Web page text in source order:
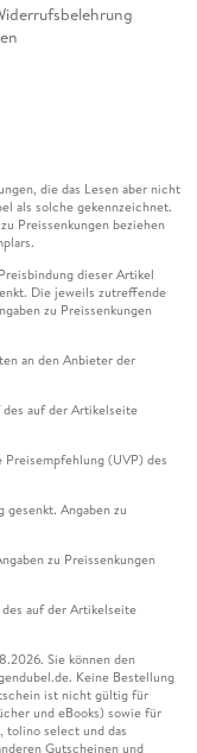
die das Lesen aber nicht
als solche gekennzeichnet.
Preissenkungen beziehen
dieser Artikel
Die jeweils zutreffende
zu Preissenkungen
an den Anbieter der
auf der Artikelseite
(UVP) des
gesenkt. Angaben zu
zu Preissenkungen
auf der Artikelseite
Sie können den
Keine Bestellung
ist nicht gültig für
und eBooks) sowie für
tolino select und das
Gutscheinen und